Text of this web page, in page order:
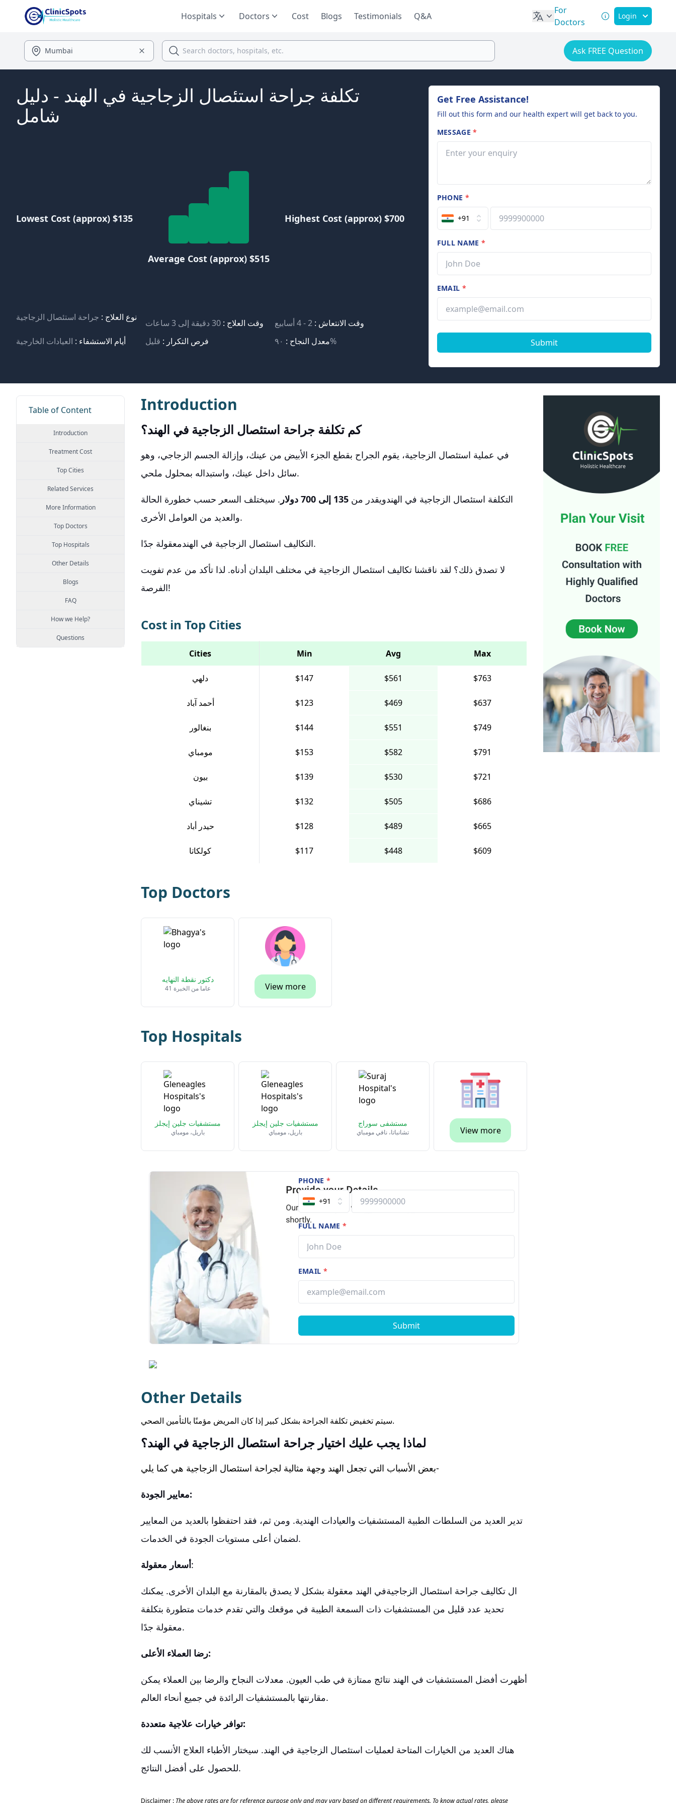
Hospitals Doctors Cost Blogs Testimonials Q&A
For
Doctors
Login
Ask FREE Question
تكلفة جراحة استئصال الزجاجية في الهند - دليل
شامل
Lowest Cost (approx) $135
Average Cost (approx) $515
Highest Cost (approx) $700
نوع العلاج : جراحة استئصال الزجاجية
وقت العلاج : 30 دقيقة إلى 3 ساعات وقت الانتعاش : 2 - 4 أسابيع
أيام الاستشفاء : العيادات الخارجية فرص التكرار : قليل معدل النجاح :٩٠%
Get Free Assistance!
Fill out this form and our health expert will get back to you.
MESSAGE*
PHONE *
+91
FULL NAME*
EMAIL *
Submit
Table of Content
Introduction
Treatment Cost
Top Cities
Related Services
More Information
Top Doctors
Top Hospitals
Other Details
Blogs
FAQ
How we Help?
Questions
Introduction
كم تكلفة جراحة استئصال الزجاجية في الهند؟
في عملية استئصال الزجاجية، يقوم الجراح بقطع الجزء الأبيض من عينك، وإزالة الجسم الزجاجي، وهو
سائل داخل عينك، واستبداله بمحلول ملحي.
التكلفة استئصال الزجاجية في الهندويقدر من 135 إلى 700 دولار
. سيختلف السعر حسب خطورة الحالة
والعديد من العوامل الأخرى.
التكاليف استئصال الزجاجية في الهند معقولة جدًا.
لا تصدق ذلك؟ لقد ناقشنا تكاليف استئصال الزجاجية في مختلف البلدان أدناه. لذا تأكد من عدم تفويت
الفرصة!
Cost in Top Cities
Cities Min Avg Max
دلهي $147 $561 $763
أحمد آباد $123 $469 $637
بنغالور $144 $551 $749
مومباي $153 $582 $791
بيون $139 $530 $721
تشيناي $132 $505 $686
حيدر أباد $128 $489 $665
كولكاتا $117 $448 $609
Top Doctors
دكتور نقطة النهايه
41 عاما من الخبرة View more
Top Hospitals
مستشفيات جلين إيجلز
باريل، مومباي
مستشفيات جلين إيجلز
باريل، مومباي
مستشفى سوراج
تشانباتا، نافي مومباي View more
PHONE *
+91
FULL NAME*
EMAIL *
Submit
Other Details
سيتم تخفيض تكلفة الجراحة بشكل كبير إذا كان المريض مؤمنًا بالتأمين الصحي.
لماذا يجب عليك اختيار جراحة استئصال الزجاجية في الهند؟
بعض الأسباب التي تجعل الهند وجهة مثالية لجراحة استئصال الزجاجية هي كما يلي-
معايير الجودة:
تدير العديد من السلطات الطبية المستشفيات والعيادات الهندية. ومن ثم، فقد احتفظوا بالعديد من المعايير
لضمان أعلى مستويات الجودة في الخدمات.
أسعار معقولة:
ال تكاليف جراحة استئصال الزجاجيةفي الهند معقولة بشكل لا يصدق بالمقارنة مع البلدان الأخرى. يمكنك
تحديد عدد قليل من المستشفيات ذات السمعة الطيبة في موقعك والتي تقدم خدمات متطورة بتكلفة
معقولة جدًا.
رضا العملاء الأعلى:
أظهرت أفضل المستشفيات في الهند نتائج ممتازة في طب العيون. معدلات النجاح والرضا بين العملاء يمكن
مقارنتها بالمستشفيات الرائدة في جميع أنحاء العالم.
توافر خيارات علاجية متعددة:
هناك العديد من الخيارات المتاحة لعمليات استئصال الزجاجية في الهند. سيختار الأطباء العلاج الأنسب لك
للحصول على أفضل النتائج.
Disclaimer : The above rates are for reference purpose only and may vary based on different requirements. To know actual rates, please